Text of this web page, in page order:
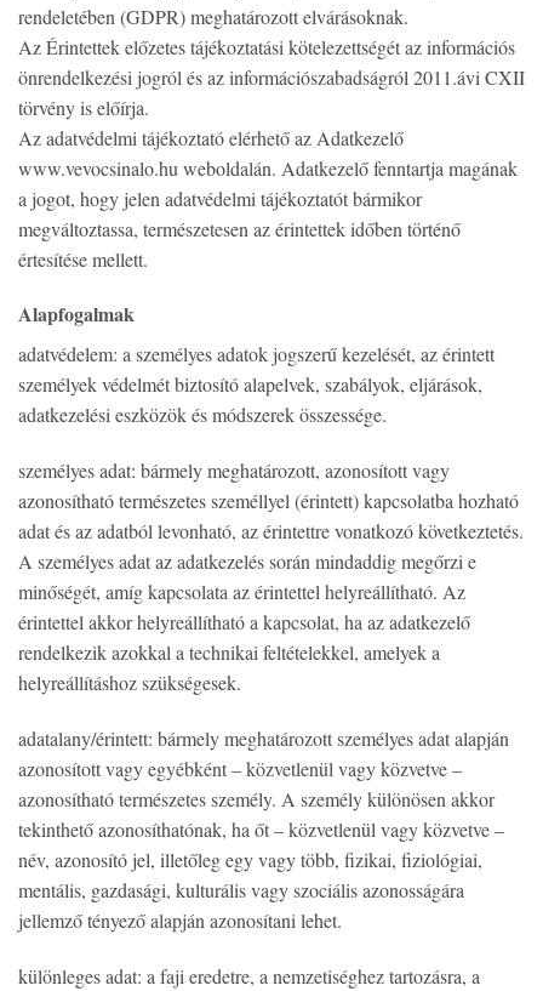
rendeletében (GDPR) meghatározott elvárásoknak.
Az Érintettek előzetes tájékoztatási kötelezettségét az információs
önrendelkezési jogról és az információszabadságról 2011.ávi CXII
törvény is előírja.
Az adatvédelmi tájékoztató elérhető az Adatkezelő
www.vevocsinalo.hu weboldalán. Adatkezelő fenntartja magának
a jogot, hogy jelen adatvédelmi tájékoztatót bármikor
megváltoztassa, természetesen az érintettek időben történő
értesítése mellett.
Alapfogalmak
adatvédelem: a személyes adatok jogszerű kezelését, az érintett
személyek védelmét biztosító alapelvek, szabályok, eljárások,
adatkezelési eszközök és módszerek összessége.
személyes adat: bármely meghatározott, azonosított vagy
azonosítható természetes személlyel (érintett) kapcsolatba hozható
adat és az adatból levonható, az érintettre vonatkozó következtetés.
A személyes adat az adatkezelés során mindaddig megőrzi e
minőségét, amíg kapcsolata az érintettel helyreállítható. Az
érintettel akkor helyreállítható a kapcsolat, ha az adatkezelő
rendelkezik azokkal a technikai feltételekkel, amelyek a
helyreállításhoz szükségesek.
adatalany/érintett: bármely meghatározott személyes adat alapján
azonosított vagy egyébként – közvetlenül vagy közvetve –
azonosítható természetes személy. A személy különösen akkor
tekinthető azonosíthatónak, ha őt – közvetlenül vagy közvetve –
név, azonosító jel, illetőleg egy vagy több, fizikai, fiziológiai,
mentális, gazdasági, kulturális vagy szociális azonosságára
jellemző tényező alapján azonosítani lehet.
különleges adat: a faji eredetre, a nemzetiséghez tartozásra, a